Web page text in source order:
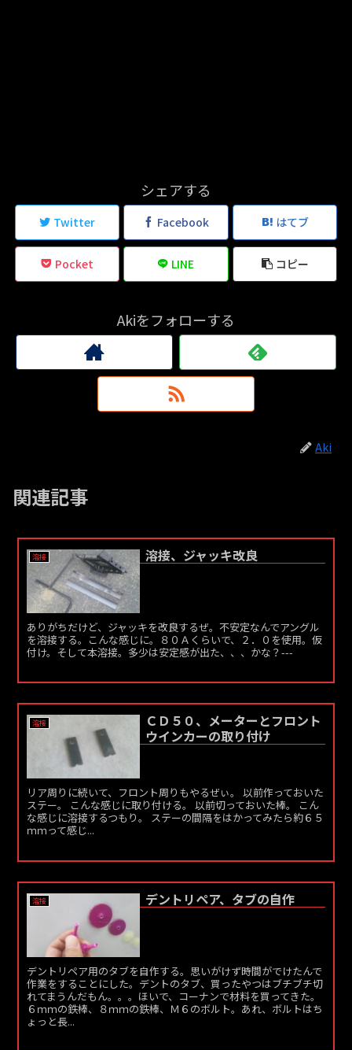
シェアする
Twitter Facebook はてブ
Pocket LINE コピー
Akiをフォローする
Aki
関連記事
溶接 溶接、ジャッキ改良
ありがちだけど、ジャッキを改良するぜ。不安定なんでアングル
を溶接する。こんな感じに。８０Ａくらいで、２．０を使用。仮
付け。そして本溶接。多少は安定感が出た、、、かな？---
溶接
ＣＤ５０、メーターとフロント
ウインカーの取り付け
リア周りに続いて、フロント周りもやるぜぃ。 以前作っておいた
ステー。 こんな感じに取り付ける。 以前切っておいた棒。 こん
な感じに溶接するつもり。 ステーの間隔をはかってみたら約６５
ｍｍって感じ...
溶接 デントリペア、タブの自作
デントリペア用のタブを自作する。思いがけず時間がでけたんで
作業をすることにした。デントのタブ、買ったやつはブチブチ切
れてまうんだもん。。。ほいで、コーナンで材料を買ってきた。
６ｍｍの鉄棒、８ｍｍの鉄棒、Ｍ６のボルト。あれ、ボルトはち
ょっと長...